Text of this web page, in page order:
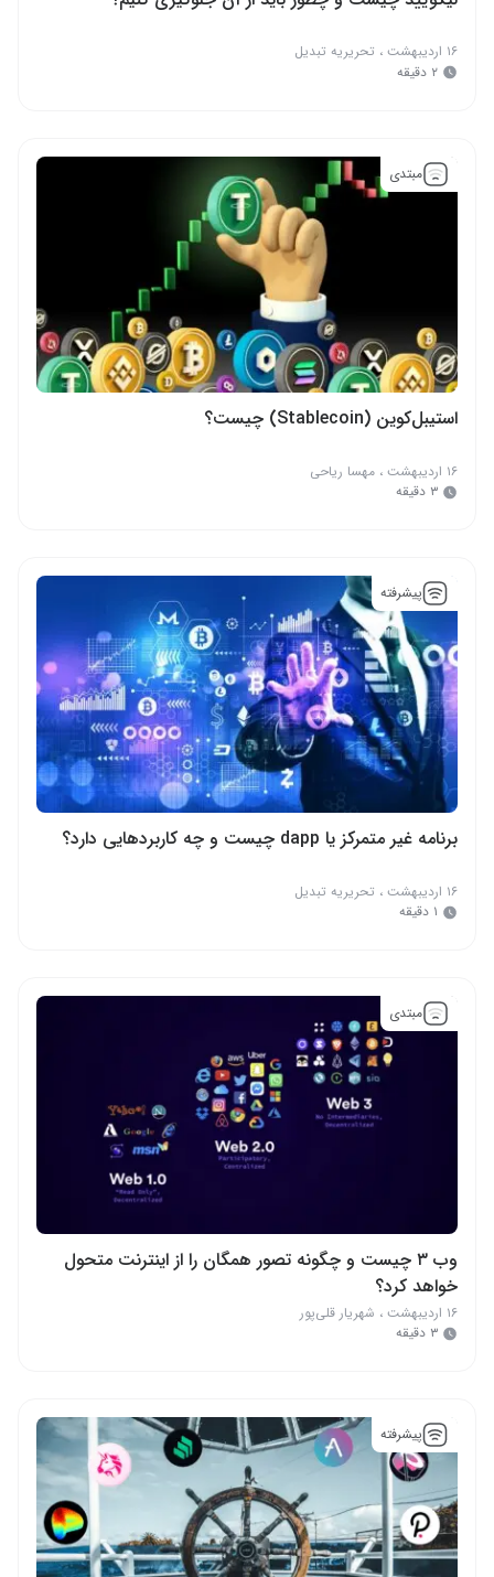
۱۶ اردیبهشت ، تحریریه تبدیل
۲ دقیقه
مبتدی
استیبل‌کوین (Stablecoin) چیست؟
۱۶ اردیبهشت ، مهسا ریاحی
۳ دقیقه
پیشرفته
برنامه غیر متمرکز یا dapp چیست و چه کاربردهایی دارد؟
۱۶ اردیبهشت ، تحریریه تبدیل
۱ دقیقه
مبتدی
وب ۳ چیست و چگونه تصور همگان را از اینترنت متحول
خواهد کرد؟
۱۶ اردیبهشت ، شهریار قلی‌پور
۳ دقیقه
پیشرفته